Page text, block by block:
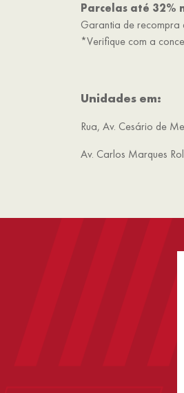
Parcelas até 32%
Garantia de recompra
*Verifique com a
Unidades em:
Rua, Av. Cesário de
Av. Carlos Marques